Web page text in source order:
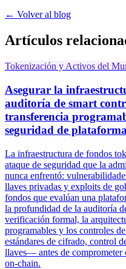
← Volver al blog
Artículos
Tokenización y Activos del
Asegurar la
auditoría de smart
transferencia
seguridad de plataforma
La infraestructura de fondos
ataque de seguridad que la
nunca enfrentó:
llaves privadas y exploits de
fondos que evalúan una
la profundidad de la auditoría
verificación formal, la
programables y los controles
estándares de cifrado, control
llaves— antes de comprometer
on-chain.